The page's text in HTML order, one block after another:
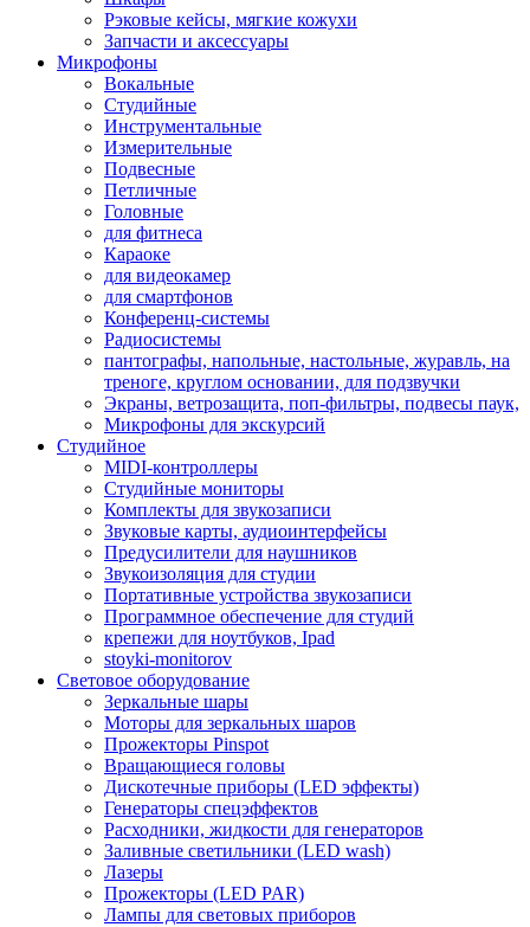
Рэковые кейсы, мягкие кожухи
Запчасти и аксессуары
Микрофоны
Вокальные
Студийные
Инструментальные
Измерительные
Подвесные
Петличные
Головные
для фитнеса
Караоке
для видеокамер
для смартфонов
Конференц-системы
Радиосистемы
пантографы, напольные, настольные, журавль, на
треноге, круглом основании, для подзвучки
Экраны, ветрозащита, поп-фильтры, подвесы паук,
Микрофоны для экскурсий
Студийное
MIDI-контроллеры
Студийные мониторы
Комплекты для звукозаписи
Звуковые карты, аудиоинтерфейсы
Предусилители для наушников
Звукоизоляция для студии
Портативные устройства звукозаписи
Программное обеспечение для студий
крепежи для ноутбуков, Ipad
stoyki-monitorov
Световое оборудование
Зеркальные шары
Моторы для зеркальных шаров
Прожекторы Pinspot
Вращающиеся головы
Дискотечные приборы (LED эффекты)
Генераторы спецэффектов
Расходники, жидкости для генераторов
Заливные светильники (LED wash)
Лазеры
Прожекторы (LED PAR)
Лампы для световых приборов